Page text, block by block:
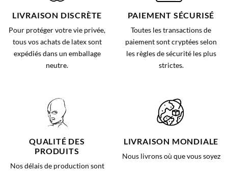
LIVRAISON DISCRÈTE
Pour protéger votre vie privée,
tous vos achats de latex sont
expédiés dans un emballage
neutre.
PAIEMENT SÉCURISÉ
Toutes les transactions de
paiement sont cryptées selon
les règles de sécurité les plus
strictes.
QUALITÉ DES
PRODUITS
Nos délais de production sont
LIVRAISON MONDIALE
Nous livrons où que vous soyez